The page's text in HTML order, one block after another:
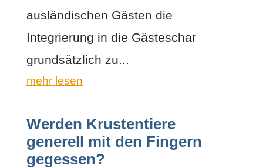
ausländischen Gästen die
Integrierung in die Gästeschar
grundsätzlich zu...
mehr lesen
Werden Krustentiere
generell mit den Fingern
gegessen?